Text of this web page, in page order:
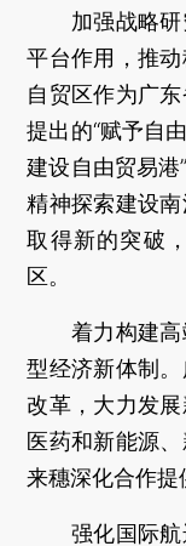
加强战略研
平台作用，推
自贸区作为广
提出的“赋予自
建设自由贸易港
精神探索建设
取得新的突破
区。
着力构建高
型经济新体制
改革，大力发
医药和新能源
来穗深化合作提
强化国际航